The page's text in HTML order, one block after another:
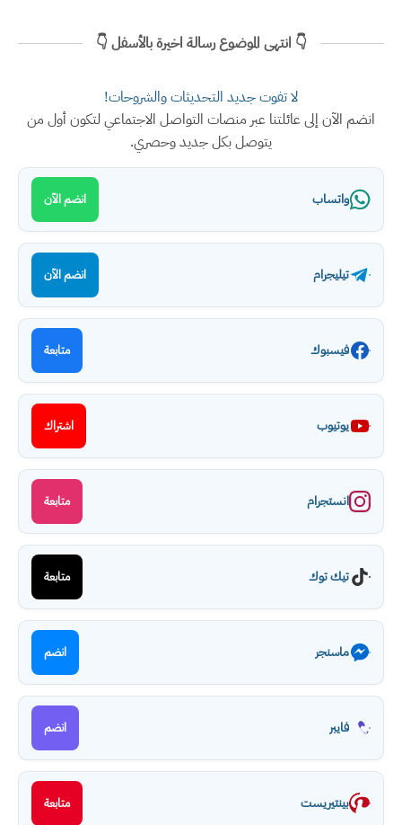
👇 انتهى الموضوع رسالة اخيرة بالأسفل 👇
لا تفوت جديد التحديثات والشروحات!
انضم الآن إلى عائلتنا عبر منصات التواصل الاجتماعي لتكون أول من
يتوصل بكل جديد وحصري.
واتساب انضم الآن
تيليجرام انضم الآن
فيسبوك متابعة
يوتيوب اشتراك
انستجرام متابعة
تيك توك متابعة
ماسنجر انضم
فايبر انضم
بينتيريست متابعة